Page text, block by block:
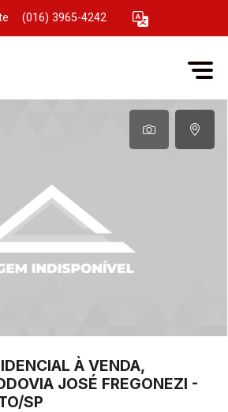
(016) 3965-4242
À VENDA,
JOSÉ FREGONEZI -
SP